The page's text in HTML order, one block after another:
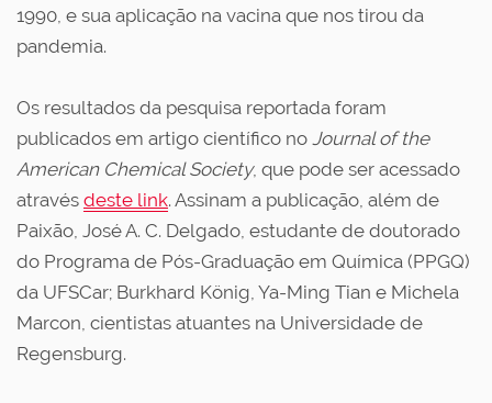
1990, e sua aplicação na vacina que nos tirou da
pandemia.
Os resultados da pesquisa reportada foram
publicados em artigo científico no Journal of the
American Chemical Society, que pode ser acessado
através deste link. Assinam a publicação, além de
Paixão, José A. C. Delgado, estudante de doutorado
do Programa de Pós-Graduação em Química (PPGQ)
da UFSCar; Burkhard König, Ya-Ming Tian e Michela
Marcon, cientistas atuantes na Universidade de
Regensburg.